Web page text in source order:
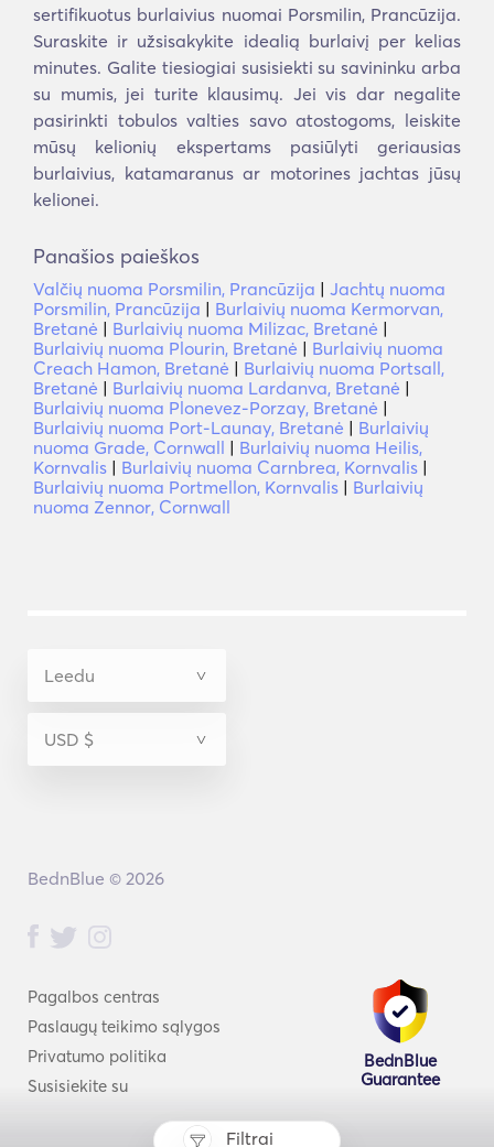
Filtrai
sertifikuotus burlaivius nuomai Porsmilin, Prancūzija.
Suraskite ir užsisakykite idealią burlaivį per kelias
minutes. Galite tiesiogiai susisiekti su savininku arba
su mumis, jei turite klausimų. Jei vis dar negalite
pasirinkti tobulos valties savo atostogoms, leiskite
mūsų kelionių ekspertams pasiūlyti geriausias
burlaivius, katamaranus ar motorines jachtas jūsų
kelionei.
Panašios paieškos
Valčių nuoma Porsmilin, Prancūzija | Jachtų nuoma
Porsmilin, Prancūzija | Burlaivių nuoma Kermorvan,
Bretanė | Burlaivių nuoma Milizac, Bretanė |
Burlaivių nuoma Plourin, Bretanė | Burlaivių nuoma
Creach Hamon, Bretanė | Burlaivių nuoma Portsall,
Bretanė | Burlaivių nuoma Lardanva, Bretanė |
Burlaivių nuoma Plonevez-Porzay, Bretanė |
Burlaivių nuoma Port-Launay, Bretanė | Burlaivių
nuoma Grade, Cornwall | Burlaivių nuoma Heilis,
Kornvalis | Burlaivių nuoma Carnbrea, Kornvalis |
Burlaivių nuoma Portmellon, Kornvalis | Burlaivių
nuoma Zennor, Cornwall
Pagalbos centras
Paslaugų teikimo sąlygos
Privatumo politika
Susisiekite su
BednBlue
Guarantee
BednBlue © 2026